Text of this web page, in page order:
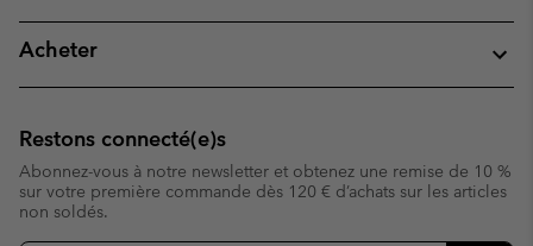
Acheter
Restons connecté(e)s
Abonnez-vous à notre newsletter et obtenez une remise de 10 %
sur votre première commande dès 120 € d’achats sur les articles
non soldés.